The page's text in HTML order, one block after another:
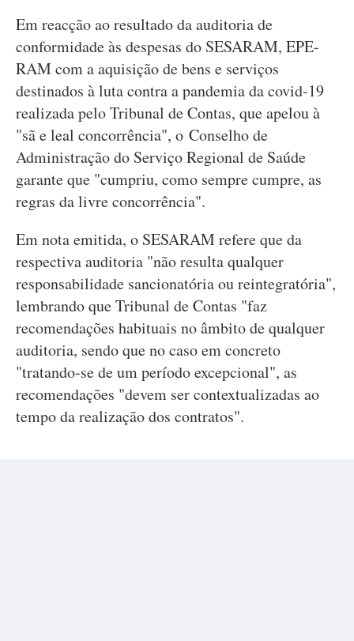
Em reacção ao resultado da auditoria de
conformidade às despesas do SESARAM, EPE-
RAM com a aquisição de bens e serviços
destinados à luta contra a pandemia da covid-19
realizada pelo Tribunal de Contas, que apelou à
"sã e leal concorrência", o Conselho de
Administração do Serviço Regional de Saúde
garante que "cumpriu, como sempre cumpre, as
regras da livre concorrência".
Em nota emitida, o SESARAM refere que da
respectiva auditoria "não resulta qualquer
responsabilidade sancionatória ou reintegratória",
lembrando que Tribunal de Contas "faz
recomendações habituais no âmbito de qualquer
auditoria, sendo que no caso em concreto
"tratando-se de um período excepcional", as
recomendações "devem ser contextualizadas ao
tempo da realização dos contratos".